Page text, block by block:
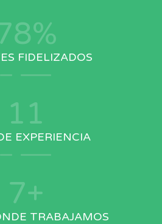
%
FIDELIZADOS
13
EXPERIENCIA
8+
TRABAJAMOS